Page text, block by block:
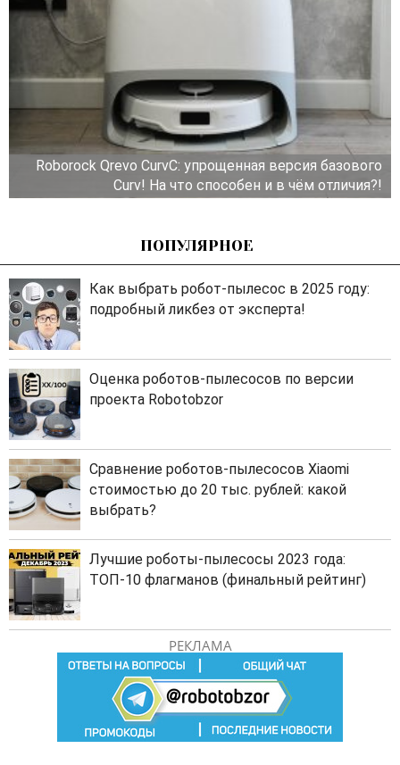
Roborock Qrevo CurvC: упрощенная версия базового
Curv! На что способен и в чём отличия?!
ПОПУЛЯРНОЕ
Как выбрать робот-пылесос в 2025 году:
подробный ликбез от эксперта!
Оценка роботов-пылесосов по версии
проекта Robotobzor
Сравнение роботов-пылесосов Xiaomi
стоимостью до 20 тыс. рублей: какой
выбрать?
Лучшие роботы-пылесосы 2023 года:
ТОП-10 флагманов (финальный рейтинг)
РЕКЛАМА